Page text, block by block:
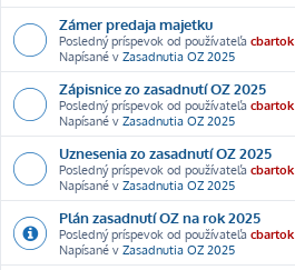
Zámer predaja majetku
Posledný príspevok od používateľa cbartok
Napísané v Zasadnutia OZ 2025
Zápisnice zo zasadnutí OZ 2025
Posledný príspevok od používateľa cbartok
Napísané v Zasadnutia OZ 2025
Uznesenia zo zasadnutí OZ 2025
Posledný príspevok od používateľa cbartok
Napísané v Zasadnutia OZ 2025
Plán zasadnutí OZ na rok 2025
Posledný príspevok od používateľa cbartok
Napísané v Zasadnutia OZ 2025